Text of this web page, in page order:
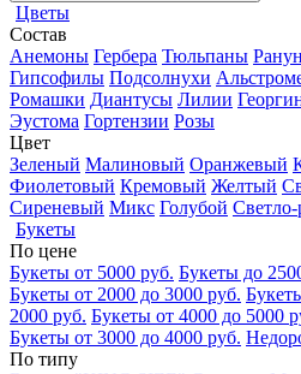
Цветы
Состав
Анемоны Гербера Тюльпаны
Гипсофилы Подсолнухи
Ромашки Диантусы Лилии
Эустома Гортензии Розы
Цвет
Зеленый Малиновый Оранжевый
Фиолетовый Кремовый Желтый
Сиреневый Микс Голубой
Букеты
По цене
Букеты от 5000 руб. Букеты до
Букеты от 2000 до 3000 руб.
2000 руб. Букеты от 4000 до 5000
Букеты от 3000 до 4000 руб.
По типу